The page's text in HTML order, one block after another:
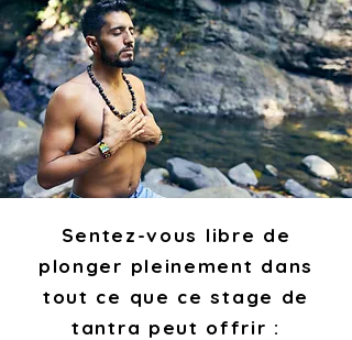
Sentez-vous libre de
plonger pleinement dans
tout ce que ce stage de
tantra peut offrir :